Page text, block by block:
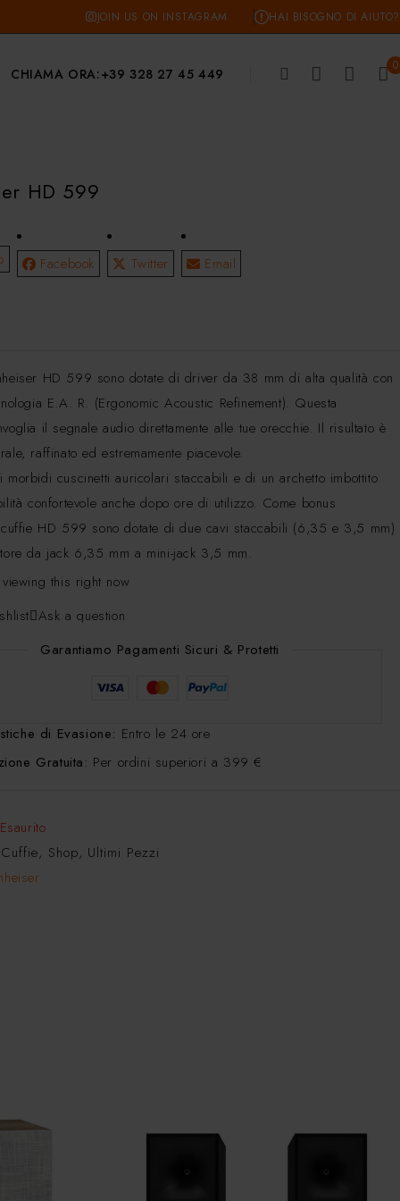
JOIN US ON INSTAGRAM HAI BISOGNO DI AIUTO?
CHIAMA ORA:+39 328 27 45 449 0
HD 599
Facebook Twitter Email
HD 599 sono dotate di driver da 38 mm di alta qualità con
E.A. R. (Ergonomic Acoustic Refinement). Questa
il segnale audio direttamente alle tue orecchie. Il risultato è
raffinato ed estremamente piacevole.
morbidi cuscinetti auricolari staccabili e di un archetto imbottito
confortevole anche dopo ore di utilizzo. Come bonus
HD 599 sono dotate di due cavi staccabili (6,35 e 3,5 mm)
da jack 6,35 mm a mini-jack 3,5 mm.
this right now
Ask a question
Garantiamo Pagamenti Sicuri & Protetti
di Evasione: Entro le 24 ore
Gratuita: Per ordini superiori a 399 €
Esaurito
Cuffie, Shop, Ultimi Pezzi